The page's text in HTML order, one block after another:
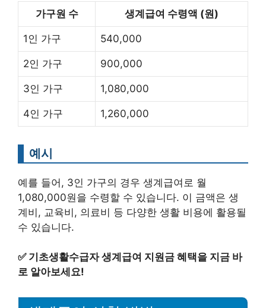
가구원 수 생계급여 수령액 (원)
1인 가구 540,000
2인 가구 900,000
3인 가구 1,080,000
4인 가구 1,260,000
예시
예를 들어, 3인 가구의 경우 생계급여로 월
1,080,000원을 수령할 수 있습니다. 이 금액은 생
계비, 교육비, 의료비 등 다양한 생활 비용에 활용될
수 있습니다.
✅ 기초생활수급자 생계급여 지원금 혜택을 지금 바
로 알아보세요!